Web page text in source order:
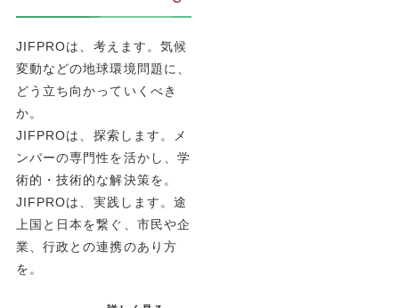
JIFPROは、考えます。気候
変動などの地球環境問題に、
どう立ち向かっていくべき
か。
JIFPROは、探索します。メ
ンバーの専門性を活かし、学
術的・技術的な解決策を。
JIFPROは、実践します。途
上国と日本を繋ぐ、市民や企
業、行政との連携のあり方
を。